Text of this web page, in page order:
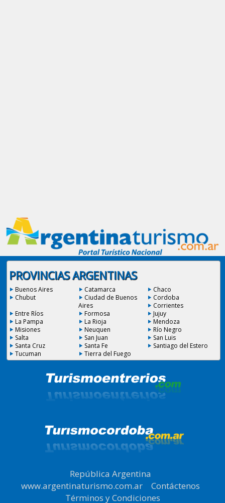
PROVINCIAS ARGENTINAS
Buenos Aires Catamarca
Chaco
Chubut
Ciudad de Buenos
Aires
Cordoba
Corrientes
Entre Ríos
Formosa
Jujuy
La Pampa
La Rioja
Mendoza
Misiones
Neuquen
Río Negro
Salta
San Juan
San Luis
Santa Cruz
Santa Fe
Santiago del Estero
Tucuman
Tierra del Fuego
República Argentina
www.argentinaturismo.com.ar| Contáctenos
Términos y Condiciones